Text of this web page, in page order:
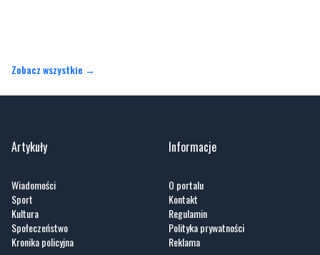
Zobacz wszystkie →
Artykuły
Wiadomości
Sport
Kultura
Społeczeństwo
Kronika policyjna
Informacje
O portalu
Kontakt
Regulamin
Polityka prywatności
Reklama